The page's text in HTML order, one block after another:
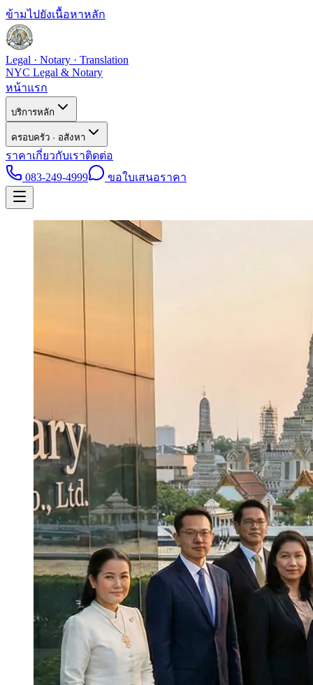
ข้ามไปยังเนื้อหาหลัก
Legal · Notary · Translation
NYC Legal & Notary
หน้าแรก
บริการหลัก
ครอบครัว · อสังหา
ราคาเกี่ยวกับเราติดต่อ
083-249-4999
ขอใบเสนอราคา